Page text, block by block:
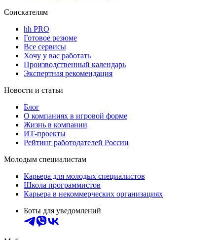
Соискателям
hh PRO
Готовое резюме
Все сервисы
Хочу у вас работать
Производственный календарь
Экспертная рекомендация
Новости и статьи
Блог
О компаниях в игровой форме
Жизнь в компании
ИТ-проекты
Рейтинг работодателей России
Молодым специалистам
Карьера для молодых специалистов
Школа программистов
Карьера в некоммерческих организациях
Боты для уведомлений